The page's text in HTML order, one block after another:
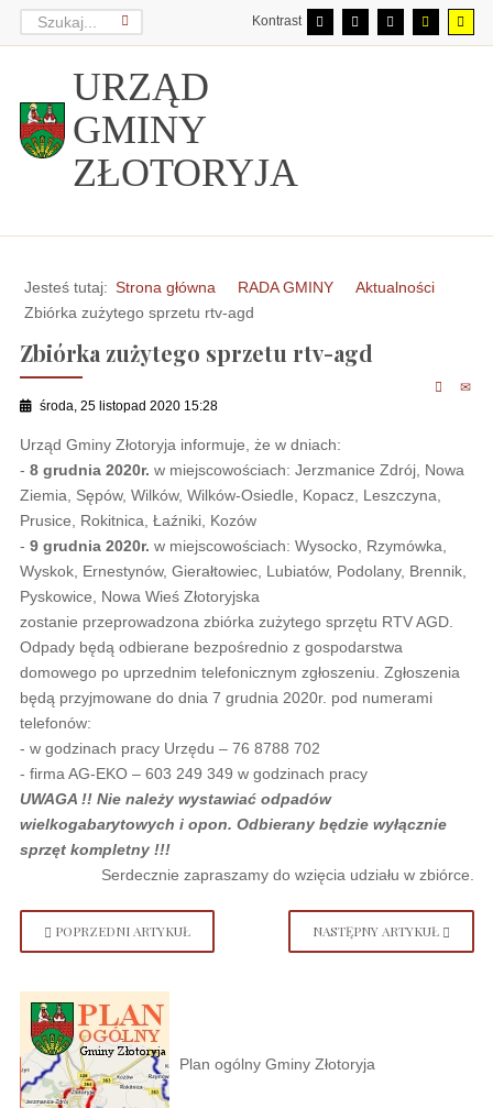
Kontrast
URZĄD
GMINY
ZŁOTORYJA
Jesteś tutaj: Strona główna RADA GMINY
Aktualności
Zbiórka zużytego sprzetu rtv-agd
Zbiórka zużytego sprzetu rtv-agd
środa, 25 listopad 2020 15:28
Urząd Gminy Złotoryja informuje, że w dniach:
- 8 grudnia 2020r. w miejscowościach: Jerzmanice Zdrój, Nowa
Ziemia, Sępów, Wilków, Wilków-Osiedle, Kopacz, Leszczyna,
Prusice, Rokitnica, Łaźniki, Kozów
- 9 grudnia 2020r. w miejscowościach: Wysocko, Rzymówka,
Wyskok, Ernestynów, Gierałtowiec, Lubiatów, Podolany, Brennik,
Pyskowice, Nowa Wieś Złotoryjska
zostanie przeprowadzona zbiórka zużytego sprzętu RTV AGD.
Odpady będą odbierane bezpośrednio z gospodarstwa
domowego po uprzednim telefonicznym zgłoszeniu. Zgłoszenia
będą przyjmowane do dnia 7 grudnia 2020r. pod numerami
telefonów:
- w godzinach pracy Urzędu – 76 8788 702
- firma AG-EKO – 603 249 349 w godzinach pracy
UWAGA !! Nie należy wystawiać odpadów
wielkogabarytowych i opon. Odbierany będzie wyłącznie
sprzęt kompletny !!!
Serdecznie zapraszamy do wzięcia udziału w zbiórce.
POPRZEDNI ARTYKUŁ NASTĘPNY ARTYKUŁ
Plan ogólny Gminy Złotoryja